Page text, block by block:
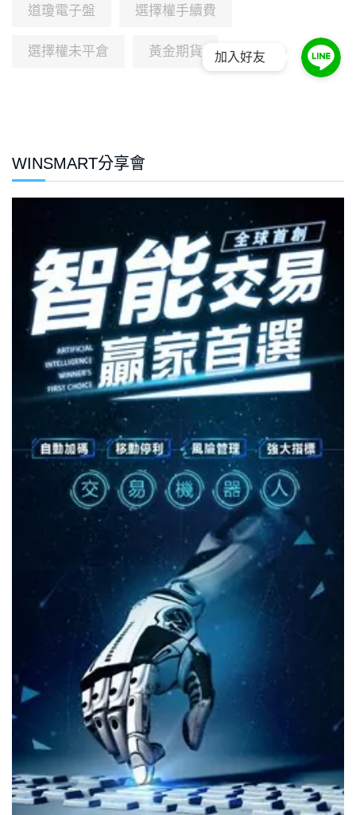
道瓊電子盤 選擇權手續費
選擇權未平倉 黃金期貨
WINSMART分享會
加入好友